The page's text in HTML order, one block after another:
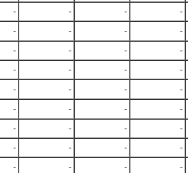
- - - -
- - - -
- - - -
- - - -
- - - -
- - - -
- - - -
- - - -
- - - -